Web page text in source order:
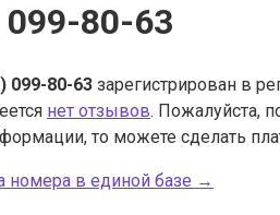
099-80-63
099-80-63 зарегистрирован в
нет отзывов. Пожалуйста,
то можете сделать
номера в единой базе →